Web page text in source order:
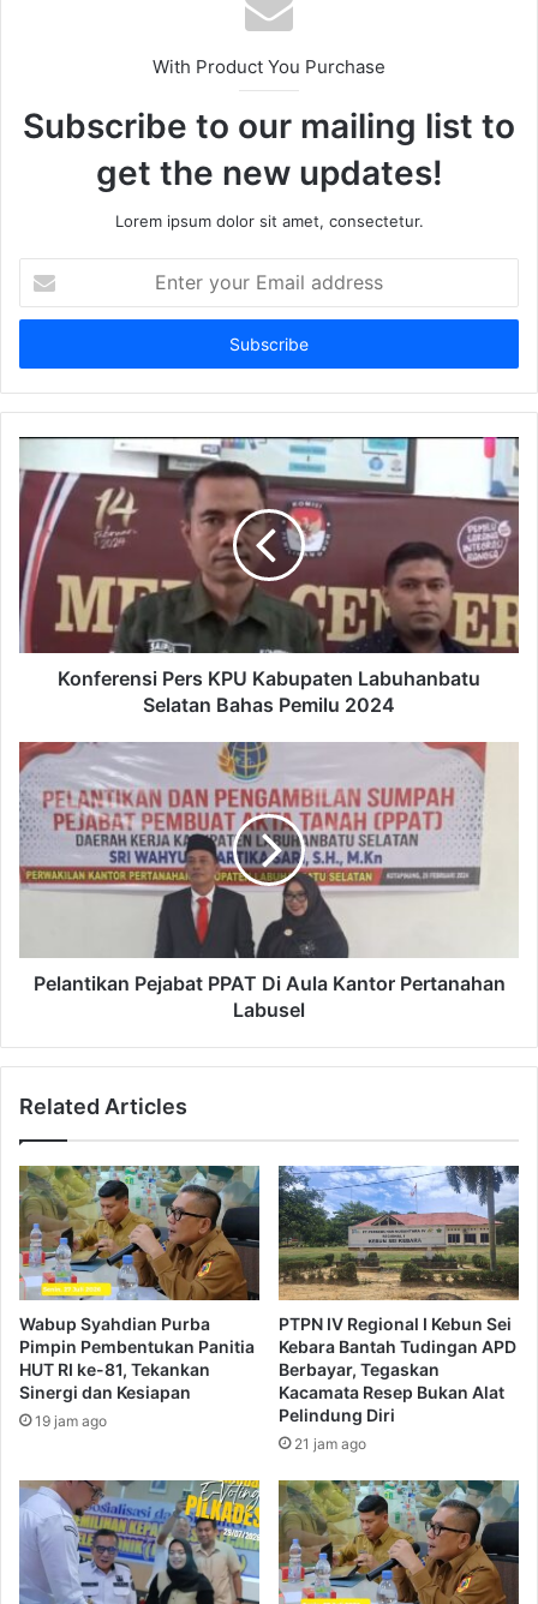
With Product You Purchase
Subscribe to our mailing list to
get the new updates!
Lorem ipsum dolor sit amet, consectetur.
your
Email
Konferensi Pers KPU Kabupaten Labuhanbatu
Selatan Bahas Pemilu 2024
Pelantikan Pejabat PPAT Di Aula Kantor Pertanahan
Labusel
Related Articles
Wabup Syahdian Purba
Pimpin Pembentukan Panitia
HUT RI ke-81, Tekankan
Sinergi dan Kesiapan
19 jam ago
PTPN IV Regional I Kebun Sei
Kebara Bantah Tudingan APD
Berbayar, Tegaskan
Kacamata Resep Bukan Alat
Pelindung Diri
21 jam ago